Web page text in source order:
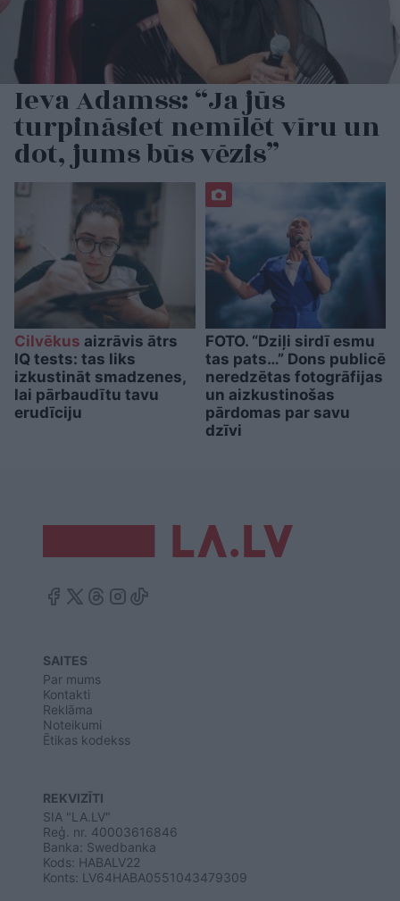
Ieva Adamss: “Ja jūs
turpināsiet nemīlēt vīru un
dot, jums būs vēzis”
Cilvēkus aizrāvis ātrs
IQ tests: tas liks
izkustināt smadzenes,
lai pārbaudītu tavu
erudīciju
FOTO. “Dziļi sirdī esmu
tas pats…” Dons publicē
neredzētas fotogrāfijas
un aizkustinošas
pārdomas par savu
dzīvi
SAITES
Par mums
Kontakti
Reklāma
Noteikumi
Ētikas kodekss
REKVIZĪTI
SIA "LA.LV"
Reģ. nr. 40003616846
Banka: Swedbanka
Kods: HABALV22
Konts: LV64HABA0551043479309